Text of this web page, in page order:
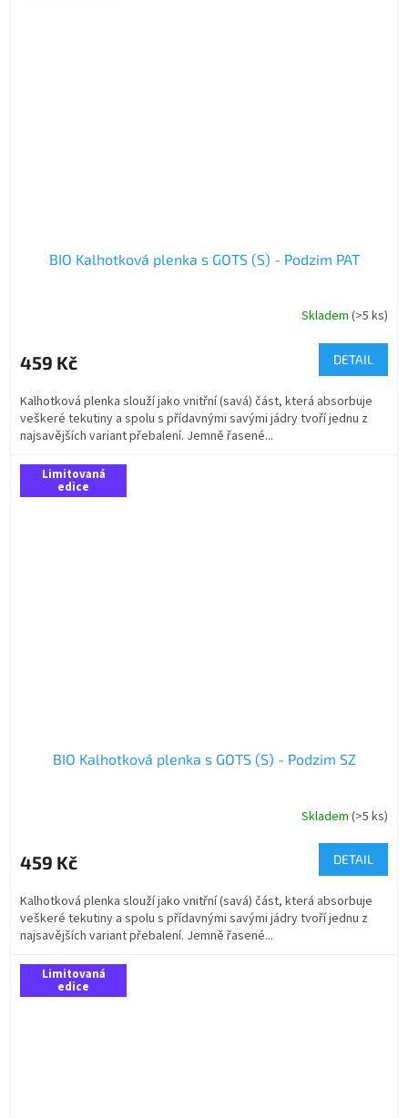
BIO Kalhotková plenka s GOTS (S) - Podzim PAT
Skladem (>5 ks)
459 Kč DETAIL
Kalhotková plenka slouží jako vnitřní (savá) část, která absorbuje
veškeré tekutiny a spolu s přídavnými savými jádry tvoří jednu z
najsavějších variant přebalení. Jemně řasené...
Limitovaná
edice
BIO Kalhotková plenka s GOTS (S) - Podzim SZ
Skladem (>5 ks)
459 Kč DETAIL
Kalhotková plenka slouží jako vnitřní (savá) část, která absorbuje
veškeré tekutiny a spolu s přídavnými savými jádry tvoří jednu z
najsavějších variant přebalení. Jemně řasené...
Limitovaná
edice